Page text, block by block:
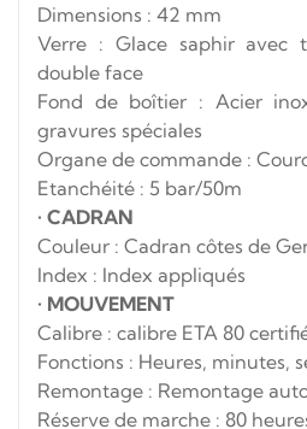
Dimensions : 42 mm
Verre : Glace saphir avec
double face
Fond de boîtier : Acier
gravures spéciales
Organe de commande :
Etanchéité : 5 bar/50m
• CADRAN
Couleur : Cadran côtes de
Index : Index appliqués
• MOUVEMENT
Calibre : calibre ETA 80
Fonctions : Heures, minutes,
Remontage : Remontage
Réserve de marche : 80